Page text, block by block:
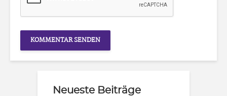
Neueste Beiträge